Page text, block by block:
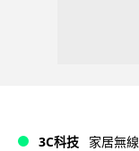
3C科技 家居無線